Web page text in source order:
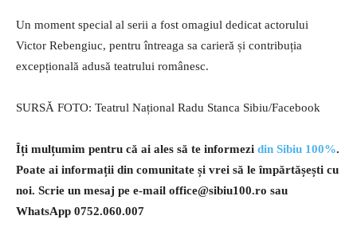
Un moment special al serii a fost omagiul dedicat actorului
Victor Rebengiuc, pentru întreaga sa carieră și contribuția
excepțională adusă teatrului românesc.
SURSĂ FOTO: Teatrul Național Radu Stanca Sibiu/Facebook
Îți mulțumim pentru că ai ales să te informezi din Sibiu 100%.
Poate ai informații din comunitate și vrei să le împărtășești cu
noi. Scrie un mesaj pe e-mail office@sibiu100.ro sau
WhatsApp 0752.060.007